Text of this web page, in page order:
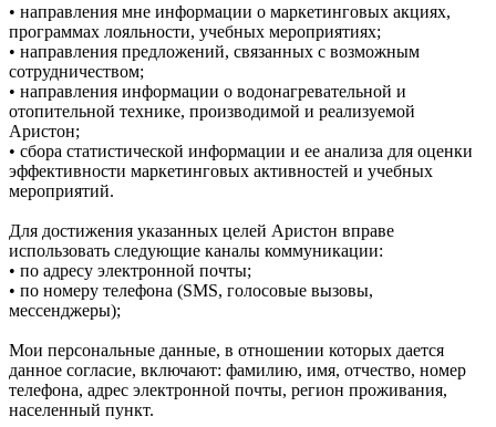
• направления мне информации о маркетинговых акциях,
программах лояльности, учебных мероприятиях;
• направления предложений, связанных с возможным
сотрудничеством;
• направления информации о водонагревательной и
отопительной технике, производимой и реализуемой
Аристон;
• сбора статистической информации и ее анализа для оценки
эффективности маркетинговых активностей и учебных
мероприятий.
Для достижения указанных целей Аристон вправе
использовать следующие каналы коммуникации:
• по адресу электронной почты;
• по номеру телефона (SMS, голосовые вызовы,
мессенджеры);
Мои персональные данные, в отношении которых дается
данное согласие, включают: фамилию, имя, отчество, номер
телефона, адрес электронной почты, регион проживания,
населенный пункт.